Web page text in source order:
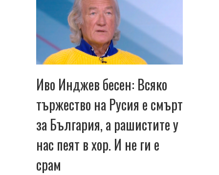
Иво Инджев бесен: Всяко
тържество на Русия е смърт
за България, а рашистите у
нас пеят в хор. И не ги е
срам